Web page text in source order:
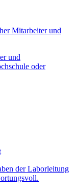
Mitarbeiter und
und
oder
der Laborleitung